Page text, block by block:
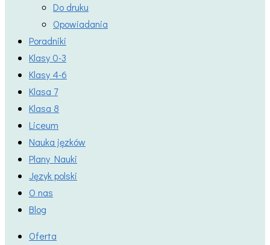
Do druku
Opowiadania
Poradniki
Klasy 0-3
Klasy 4-6
Klasa 7
Klasa 8
Liceum
Nauka jęzków
Plany Nauki
Język polski
O nas
Blog
Oferta